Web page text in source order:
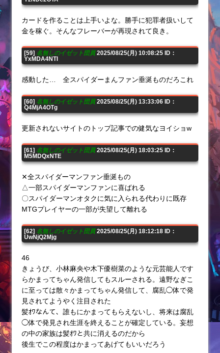
カードを作ることは上手いよな。勝手に犯罪者扱いして
金を稼ぐ。そんなフレーバーが再現されて良き。
[59] 名無しのイゼット団員2025/08/25(月) 10:08:25 ID：
YxMDA4NTI
感動した… 全スパイダーまんファン垂涎ものだろこれ
[60] 名無しのイゼット団員2025/08/25(月) 13:33:06 ID：
Q4MjA4OTg
更新されないサイトのトップ記事での健気なヨイショw
[61] 名無しのイゼット団員2025/08/25(月) 18:03:25 ID：
M5MDQxNTE
✕全スパイダーマンファン垂涎もの
△一部スパイダーマンファンに喜ばれる
〇スパイダーマンオタクに気に入られる代わりに既存
MTGプレイヤーの一部が失望して離れる
[62] 名無しのイゼット団員2025/08/25(月) 18:12:18 ID：
UwNjQ2Mjg
46
きょうび、小林麻央や木下優樹菜のような元芸能人です
らかまってちゃん発信してもスルーされる。遠野なぎこ
に至っては散々かまってちゃん発信して、腐乱◯体で発
見されてようやく注目された
髪ｵﾜなんて、誰もにかまってもらえないし、将来は腐乱
◯体で発見され生涯を終えることが確定している。妄想
の中の家族は髪ｵﾜと共に消えるのだから
後生でこの程度はかまってあげてもいいだろう